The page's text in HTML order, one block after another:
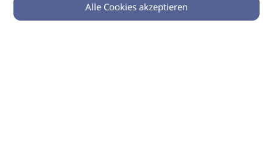
0
Alle Cookies akzeptieren